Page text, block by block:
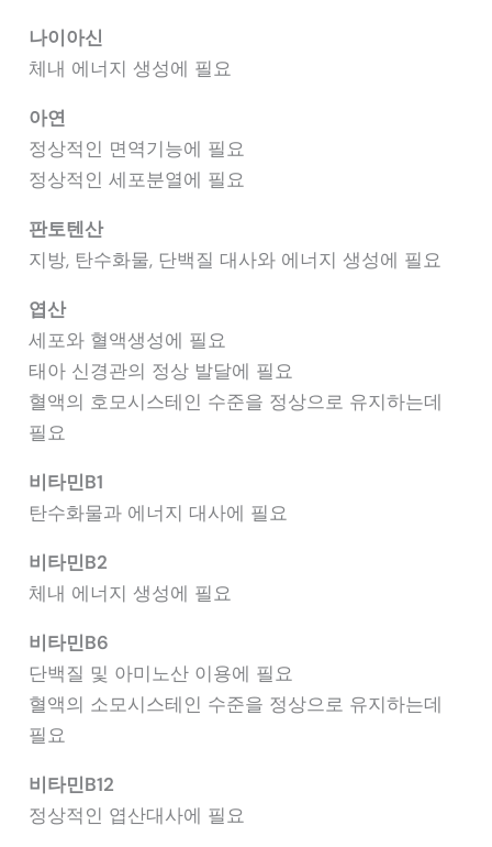
나이아신
체내 에너지 생성에 필요
아연
정상적인 면역기능에 필요
정상적인 세포분열에 필요
판토텐산
지방, 탄수화물, 단백질 대사와 에너지 생성에 필요
엽산
세포와 혈액생성에 필요
태아 신경관의 정상 발달에 필요
혈액의 호모시스테인 수준을 정상으로 유지하는데
필요
비타민B1
탄수화물과 에너지 대사에 필요
비타민B2
체내 에너지 생성에 필요
비타민B6
단백질 및 아미노산 이용에 필요
혈액의 소모시스테인 수준을 정상으로 유지하는데
필요
비타민B12
정상적인 엽산대사에 필요